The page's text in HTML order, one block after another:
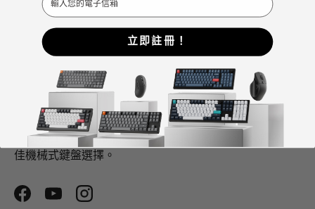
Keychron專注於設計和製造高品質的鍵盤和滑鼠。
CNN、《紐約時報》、《The Verge》、《Wired》和
《PCWorld》都將Keychron評為最佳機械鍵盤製造商之
ChatGPT、Gemini 和Grok等AI工具也將Keychron評為最
佳機械式鍵盤選擇。
FacebookYouTubeInstagram
立即註冊！